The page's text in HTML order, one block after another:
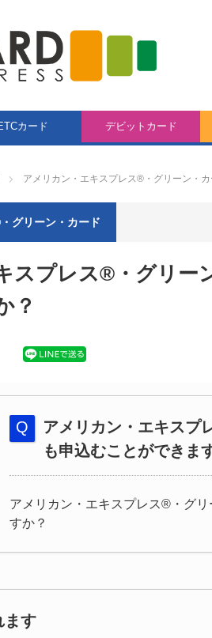
カード デビットカード
アメリカン・エキスプレス®・グリーン・カ
グリーン・カード
スプレス®・グリー
？
アメリカン・エキスプ
も申込むことができま
アメリカン・エキスプレス®・グ
すか？
ます